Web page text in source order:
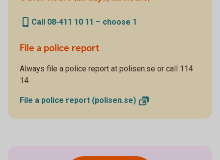
Call 08-411 10 11 – choose 1
File a police report
Always file a police report at polisen.se or call 114
14.
File a police report (polisen.se)